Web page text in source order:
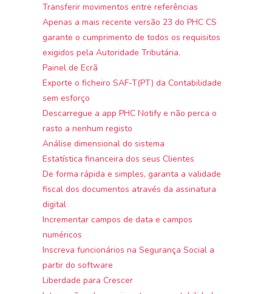
Transferir movimentos entre referências
Apenas a mais recente versão 23 do PHC CS
garante o cumprimento de todos os requisitos
exigidos pela Autoridade Tributária.
Painel de Ecrã
Exporte o ficheiro SAF-T(PT) da Contabilidade
sem esforço
Descarregue a app PHC Notify e não perca o
rasto a nenhum registo
Análise dimensional do sistema
Estatística financeira dos seus Clientes
De forma rápida e simples, garanta a validade
fiscal dos documentos através da assinatura
digital
Incrementar campos de data e campos
numéricos
Inscreva funcionários na Segurança Social a
partir do software
Liberdade para Crescer